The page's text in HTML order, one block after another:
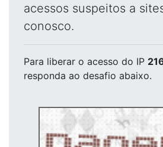
acessos suspeitos a
conosco.
Para liberar o acesso do IP
responda ao desafio abaixo.